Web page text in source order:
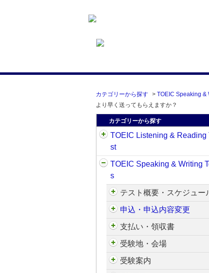
カテゴリーから探す > TOEIC Speaking &
より早く送ってもらえますか？
カテゴリーから探す
TOEIC Listening & Reading
st
TOEIC Speaking & Writing
s
テスト概要・スケジュー
申込・申込内容変更
支払い・領収書
受験地・会場
受験案内